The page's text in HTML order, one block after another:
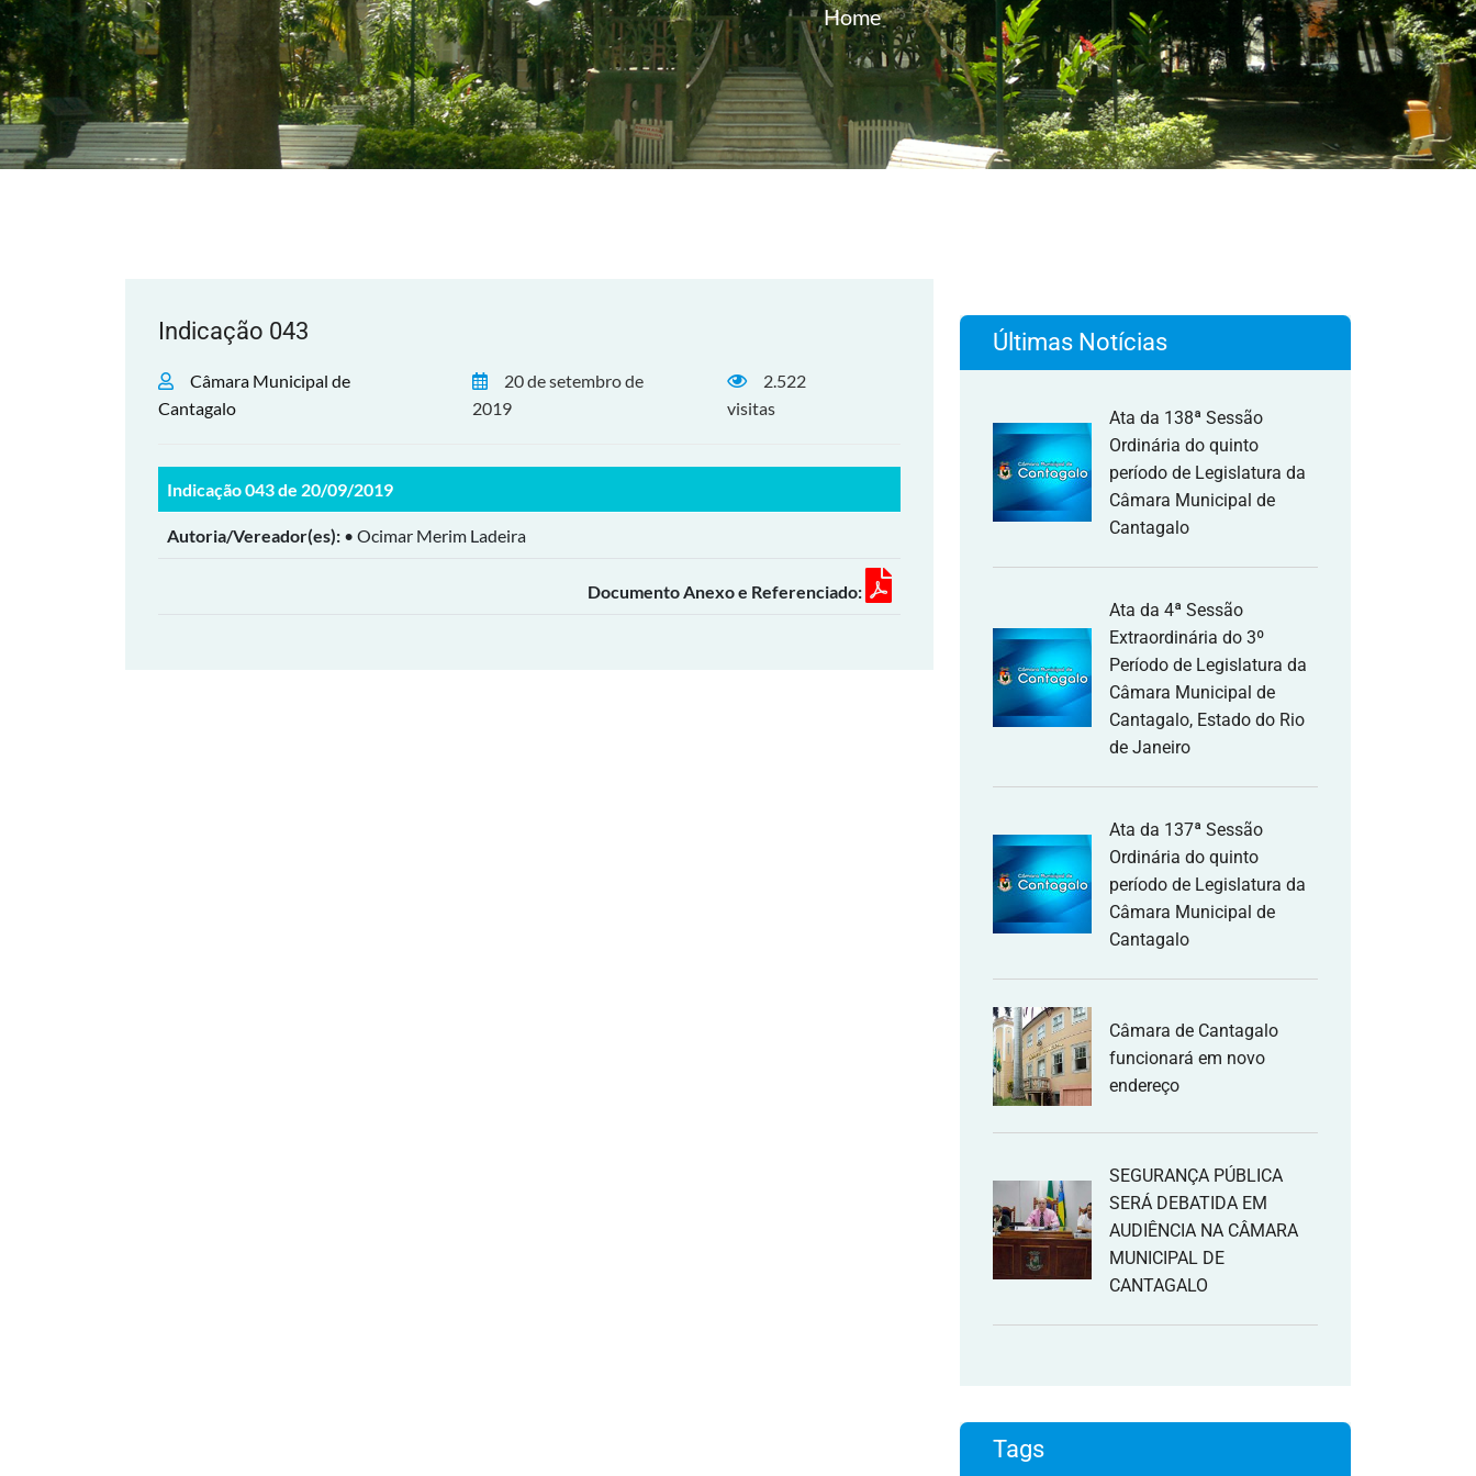
Home
Indicação 043
Câmara Municipal de
Cantagalo
20 de setembro de
2019
2.522
visitas
Indicação 043 de 20/09/2019
Autoria/Vereador(es): • Ocimar Merim Ladeira
Documento Anexo e Referenciado:
Últimas Notícias
Ata da 138ª Sessão
Ordinária do quinto
período de Legislatura da
Câmara Municipal de
Cantagalo
Ata da 4ª Sessão
Extraordinária do 3º
Período de Legislatura da
Câmara Municipal de
Cantagalo, Estado do Rio
de Janeiro
Ata da 137ª Sessão
Ordinária do quinto
período de Legislatura da
Câmara Municipal de
Cantagalo
Câmara de Cantagalo
funcionará em novo
endereço
SEGURANÇA PÚBLICA
SERÁ DEBATIDA EM
AUDIÊNCIA NA CÂMARA
MUNICIPAL DE
CANTAGALO
Tags